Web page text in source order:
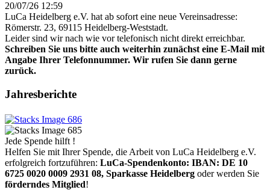
20/07/26 12:59
LuCa Heidelberg e.V. hat ab sofort eine neue Vereinsadresse:
Römerstr. 23, 69115 Heidelberg-Weststadt.
Leider sind wir nach wie vor telefonisch nicht direkt erreichbar.
Schreiben Sie uns bitte auch weiterhin zunächst eine E-Mail mit
Angabe Ihrer Telefonnummer. Wir rufen Sie dann gerne
zurück.
Jahresberichte
Jede Spende hilft !
Helfen Sie mit Ihrer Spende, die Arbeit von LuCa Heidelberg e.V.
erfolgreich fortzuführen: LuCa-Spendenkonto: IBAN: DE 10
6725 0020 0009 2931 08, Sparkasse Heidelberg oder werden Sie
förderndes Mitglied!